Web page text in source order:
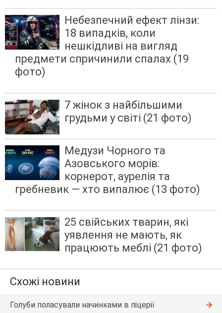
Небезпечний ефект лінзи:
18 випадків, коли
нешкідливі на вигляд
предмети спричинили спалах (19
фото)
7 жінок з найбільшими
грудьми у світі (21 фото)
Медузи Чорного та
Азовського морів:
корнерот, аурелія та
гребневик — хто випалює (13 фото)
25 свійських тварин, які
уявлення не мають, як
працюють меблі (21 фото)
Схожі новини
Голуби поласували начинками в піцерії